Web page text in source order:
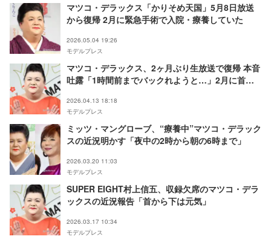
マツコ・デラックス「かりそめ天国」5月8日放送
から復帰 2月に緊急手術で入院・療養していた
2026.05.04 19:26
モデルプレス
マツコ・デラックス、2ヶ月ぶり生放送で復帰 本音
吐露「1時間前までバックれようと…」2月に首の
2026.04.13 18:18
モデルプレス
ミッツ・マングローブ、“療養中”マツコ・デラック
スの近況明かす「夜中の2時から朝の6時まで」
2026.03.20 11:03
モデルプレス
SUPER EIGHT村上信五、収録欠席のマツコ・デラ
ックスの近況報告「首から下は元気」
2026.03.17 10:34
モデルプレス